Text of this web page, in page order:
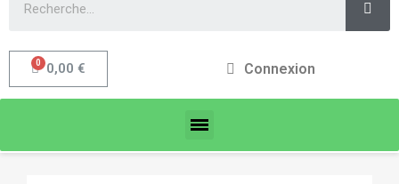
0,00 € Connexion